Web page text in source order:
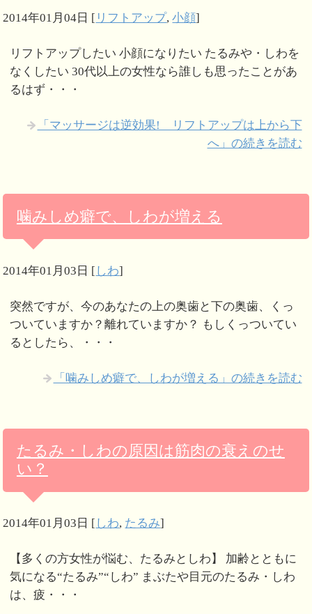
2014年01月04日 [ リフトアップ,小顔]
リフトアップしたい 小顔になりたい たるみや・しわを
なくしたい 30代以上の女性なら誰しも思ったことがあ
るはず・・・
「マッサージは逆効果! リフトアップは上から下
へ」の続きを読む
噛みしめ癖で、しわが増える
2014年01月03日 [ しわ]
突然ですが、今のあなたの上の奥歯と下の奥歯、くっ
ついていますか？離れていますか？ もしくっついてい
るとしたら、・・・
「噛みしめ癖で、しわが増える」の続きを読む
たるみ・しわの原因は筋肉の衰えのせ
い？
2014年01月03日 [ しわ, たるみ]
【多くの方女性が悩む、たるみとしわ】 加齢とともに
気になる“たるみ”“しわ” まぶたや目元のたるみ・しわ
は、疲・・・